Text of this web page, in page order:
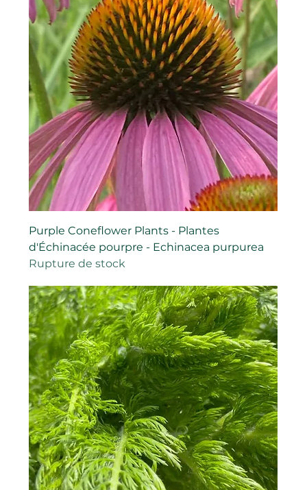
Purple Coneflower Plants - Plantes
d'Échinacée pourpre - Echinacea purpurea
Rupture de stock